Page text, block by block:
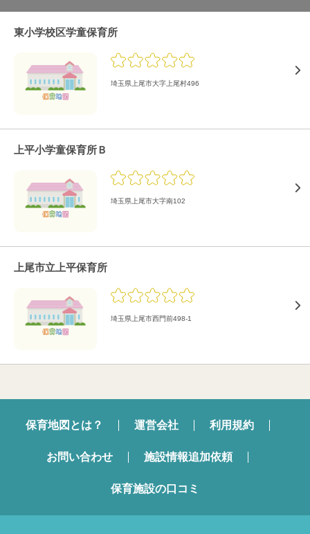
東小学校区学童保育所
埼玉県上尾市大字上尾村496
上平小学童保育所Ｂ
埼玉県上尾市大字南102
上尾市立上平保育所
埼玉県上尾市西門前498-1
保育地図とは？ 運営会社 利用規約
お問い合わせ 施設情報追加依頼
保育施設の口コミ